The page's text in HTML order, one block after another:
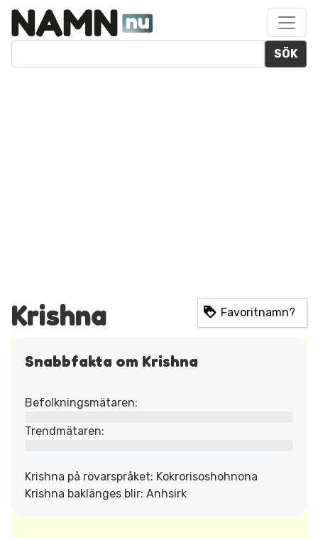
SÖK
Krishna Favoritnamn?
Snabbfakta om Krishna
Befolkningsmätaren:
Trendmätaren:
Krishna på rövarspråket: Kokrorisoshohnona
Krishna baklänges blir: Anhsirk